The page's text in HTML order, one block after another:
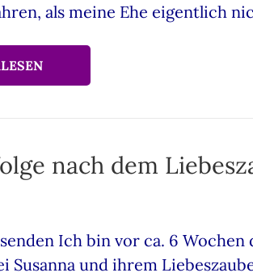
als meine Ehe eigentlich
nach dem
Ich bin vor ca. 6
Susanna und ihrem